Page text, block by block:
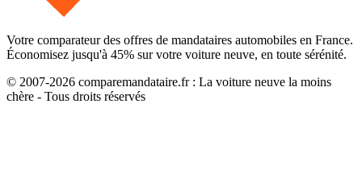
Votre comparateur des offres de mandataires automobiles en France.
Économisez jusqu'à 45% sur votre voiture neuve, en toute sérénité.
© 2007-2026 comparemandataire.fr : La voiture neuve la moins
chère - Tous droits réservés